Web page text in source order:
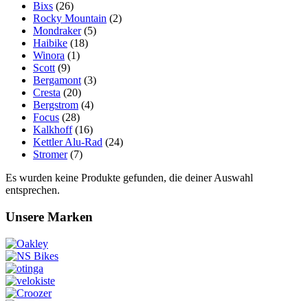
Bixs (26)
Rocky Mountain (2)
Mondraker (5)
Haibike (18)
Winora (1)
Scott (9)
Bergamont (3)
Cresta (20)
Bergstrom (4)
Focus (28)
Kalkhoff (16)
Kettler Alu-Rad (24)
Stromer (7)
Es wurden keine Produkte gefunden, die deiner Auswahl
entsprechen.
Unsere Marken